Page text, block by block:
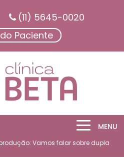
(11) 5645-0020
Paciente
MENU
Vamos falar sobre dupla